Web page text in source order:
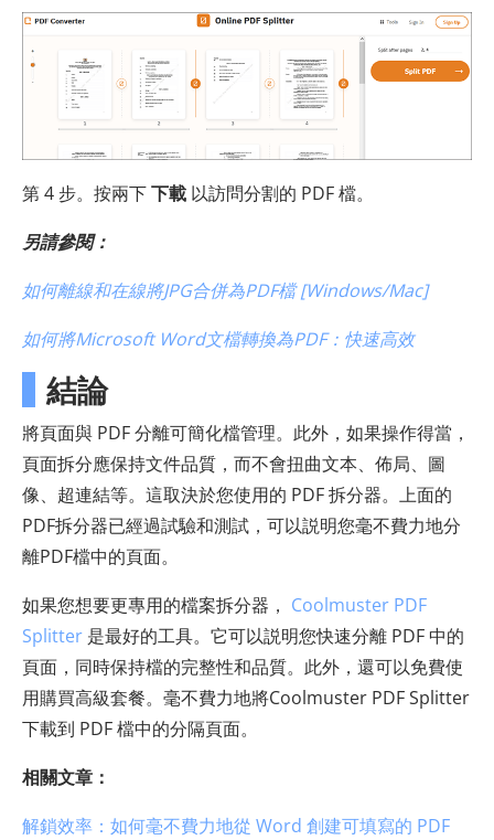
第 4 步。按兩下下載 以訪問分割的 PDF 檔。
另請參閱：
如何離線和在線將JPG合併為PDF檔 [Windows/Mac]
如何將Microsoft Word文檔轉換為PDF：快速高效
結論
將頁面與 PDF 分離可簡化檔管理。此外，如果操作得當，
頁面拆分應保持文件品質，而不會扭曲文本、佈局、圖
像、超連結等。這取決於您使用的 PDF 拆分器。上面的
PDF拆分器已經過試驗和測試，可以説明您毫不費力地分
離PDF檔中的頁面。
如果您想要更專用的檔案拆分器， Coolmuster PDF
Splitter 是最好的工具。它可以説明您快速分離 PDF 中的
頁面，同時保持檔的完整性和品質。此外，還可以免費使
用購買高級套餐。毫不費力地將Coolmuster PDF Splitter
下載到 PDF 檔中的分隔頁面。
相關文章：
解鎖效率：如何毫不費力地從 Word 創建可填寫的 PDF